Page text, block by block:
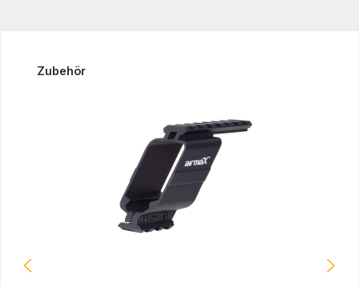
Produktgalerie überspringen
Zubehör